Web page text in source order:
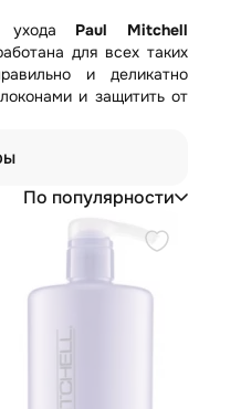
ухода Paul Mitchell
для всех таких
и деликатно
и защитить от
По популярности